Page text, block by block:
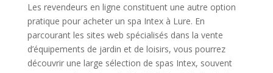
Les revendeurs en ligne constituent une autre option
pratique pour acheter un spa Intex à Lure. En
parcourant les sites web spécialisés dans la vente
d’équipements de jardin et de loisirs, vous pourrez
découvrir une large sélection de spas Intex, souvent